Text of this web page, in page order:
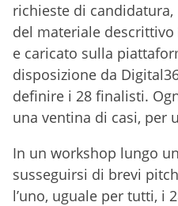
richieste di
del materiale
e caricato sulla
disposizione da
definire i 28 finalisti.
una ventina di casi, per
In un workshop lungo
susseguirsi di brevi
l’uno, uguale per tutti, i